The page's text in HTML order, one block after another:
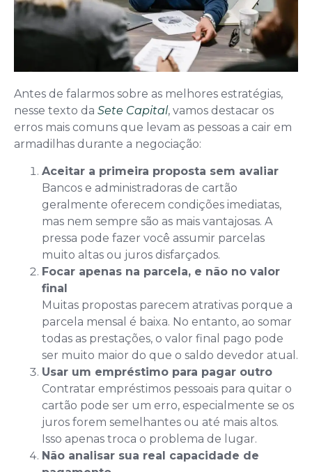
Antes de falarmos sobre as melhores estratégias,
nesse texto da Sete Capital, vamos destacar os
erros mais comuns que levam as pessoas a cair em
armadilhas durante a negociação:
Aceitar a primeira proposta sem avaliar
Bancos e administradoras de cartão
geralmente oferecem condições imediatas,
mas nem sempre são as mais vantajosas. A
pressa pode fazer você assumir parcelas
muito altas ou juros disfarçados.
Focar apenas na parcela, e não no valor
final
Muitas propostas parecem atrativas porque a
parcela mensal é baixa. No entanto, ao somar
todas as prestações, o valor final pago pode
ser muito maior do que o saldo devedor atual.
Usar um empréstimo para pagar outro
Contratar empréstimos pessoais para quitar o
cartão pode ser um erro, especialmente se os
juros forem semelhantes ou até mais altos.
Isso apenas troca o problema de lugar.
Não analisar sua real capacidade de